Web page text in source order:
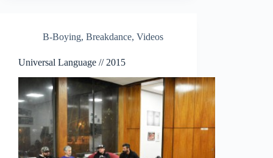
B-Boying, Breakdance, Videos
Universal Language // 2015